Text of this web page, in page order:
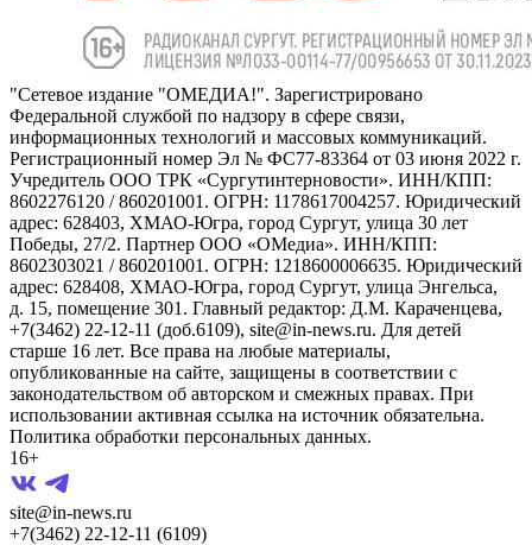
"Сетевое издание "ОМЕДИА!". Зарегистрировано
Федеральной службой по надзору в сфере связи,
информационных технологий и массовых коммуникаций.
Регистрационный номер Эл № ФС77-83364 от 03 июня 2022 г.
Учредитель ООО ТРК «Сургутинтерновости». ИНН/КПП:
8602276120 / 860201001. ОГРН: 1178617004257. Юридический
адрес: 628403, ХМАО-Югра, город Сургут, улица 30 лет
Победы, 27/2. Партнер ООО «ОМедиа». ИНН/КПП:
8602303021 / 860201001. ОГРН: 1218600006635. Юридический
адрес: 628408, ХМАО-Югра, город Сургут, улица Энгельса,
д. 15, помещение 301. Главный редактор: Д.М. Караченцева,
+7(3462) 22-12-11 (доб.6109), site@in-news.ru. Для детей
старше 16 лет. Все права на любые материалы,
опубликованные на сайте, защищены в соответствии с
законодательством об авторском и смежных правах. При
использовании активная ссылка на источник обязательна.
Политика обработки персональных данных.
16+
site@in-news.ru
+7(3462) 22-12-11 (6109)